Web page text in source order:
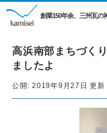
創業150年余、三州瓦の
高浜南部まちづく
ましたよ
公開: 2019年9月27日 更新